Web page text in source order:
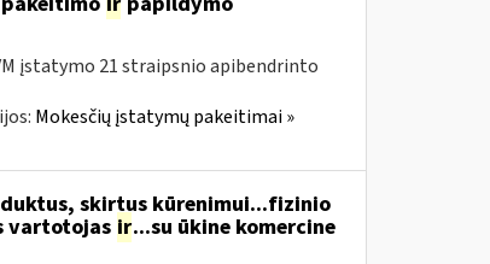
įstatymo 21 straipsnio apibendrinto
Mokesčių įstatymų pakeitimai »
skirtus kūrenimui...fizinio
vartotojas ir...su ūkine komercine